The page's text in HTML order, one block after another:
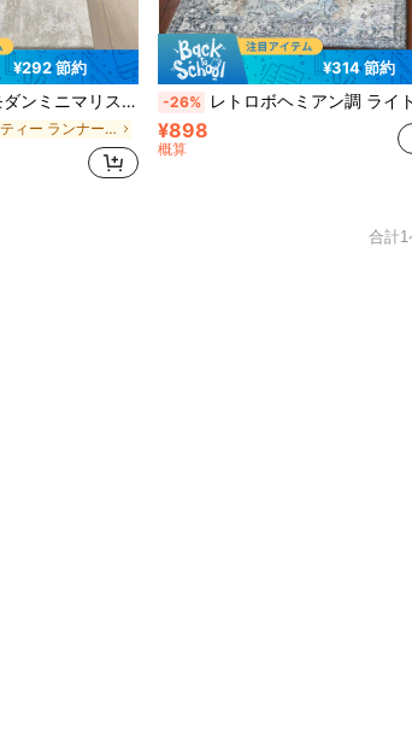
¥292 節約
め 洗えるデコラティブカーペット リビング、キッチン、ダイニング、オフィス、オールシーズン
パーティー ランナーラグ
¥314 節約
-26% レトロボヘミアン調 ライトブルー ヨーロピアン調ファーラグ 1枚、850g/m² 厚さ0.8cm、長方形、滑り止め&洗濯可、リビング、キッチン、ダイニング、寝室、オフィス、オールシーズン用ホームデコレーションカーペット
¥898
概算
合計1